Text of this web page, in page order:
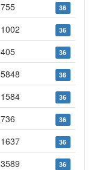
755 36
1002 36
405 36
5848 36
1584 36
736 36
1637 36
3589 36